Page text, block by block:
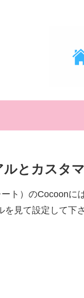
とカスタ
ト）のCocoonに
見て設定して下さ